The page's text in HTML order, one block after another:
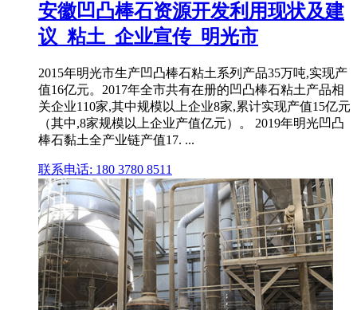
安徽凹凸棒石资源开发利用现状及建
议_粘土_企业宣传_明光市
2015年明光市生产凹凸棒石粘土系列产品35万吨,实现产
值16亿元。2017年全市共有在册的凹凸棒石粘土产品相
关企业110家,其中规模以上企业8家,累计实现产值15亿元
（其中,8家规模以上企业产值亿元）。 2019年明光凹凸
棒石黏土全产业链产值17. ...
联系电话: 180 3780 8511